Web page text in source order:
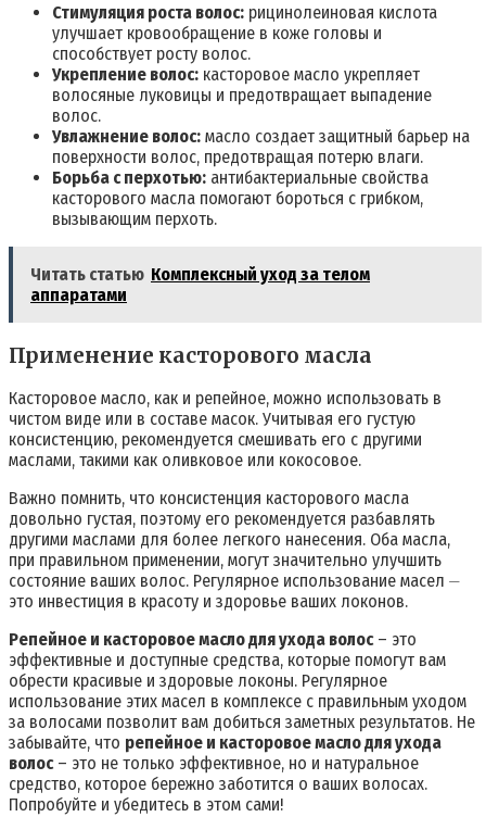
Стимуляция роста волос: рицинолеиновая кислота
улучшает кровообращение в коже головы и
способствует росту волос.
Укрепление волос: касторовое масло укрепляет
волосяные луковицы и предотвращает выпадение
волос.
Увлажнение волос: масло создает защитный барьер на
поверхности волос, предотвращая потерю влаги.
Борьба с перхотью: антибактериальные свойства
касторового масла помогают бороться с грибком,
вызывающим перхоть.
Читать статью Комплексный уход за телом
аппаратами
Применение касторового масла
Касторовое масло, как и репейное, можно использовать в
чистом виде или в составе масок. Учитывая его густую
консистенцию, рекомендуется смешивать его с другими
маслами, такими как оливковое или кокосовое.
Важно помнить, что консистенция касторового масла
довольно густая, поэтому его рекомендуется разбавлять
другими маслами для более легкого нанесения. Оба масла,
при правильном применении, могут значительно улучшить
состояние ваших волос. Регулярное использование масел ⏤
это инвестиция в красоту и здоровье ваших локонов.
Репейное и касторовое масло для ухода волос– это
эффективные и доступные средства, которые помогут вам
обрести красивые и здоровые локоны. Регулярное
использование этих масел в комплексе с правильным уходом
за волосами позволит вам добиться заметных результатов. Не
забывайте, что репейное и касторовое масло для ухода
волос– это не только эффективное, но и натуральное
средство, которое бережно заботится о ваших волосах.
Попробуйте и убедитесь в этом сами!